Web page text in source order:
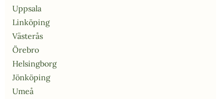
Uppsala
Linköping
Västerås
Örebro
Helsingborg
Jönköping
Umeå